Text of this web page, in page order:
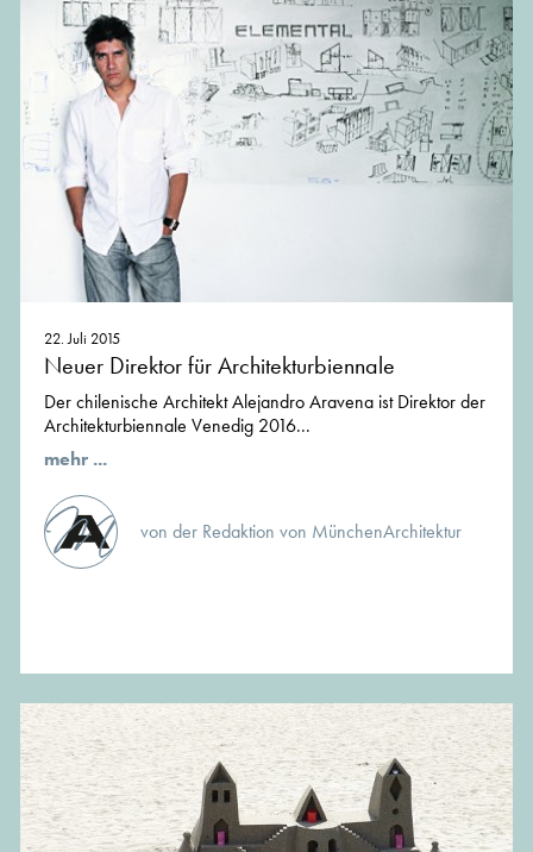
22. Juli 2015
Neuer Direktor für Architekturbiennale
Der chilenische Architekt Alejandro Aravena ist Direktor der
Architekturbiennale Venedig 2016...
mehr ...
von der Redaktion von MünchenArchitektur